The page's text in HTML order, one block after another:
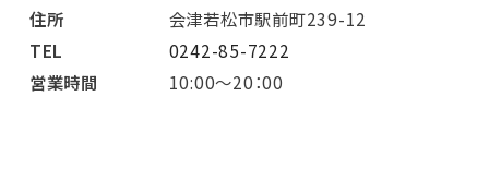
住所
会津若松市駅前町239-12
TEL
0242-85-7222
営業時間
10:00～20：00